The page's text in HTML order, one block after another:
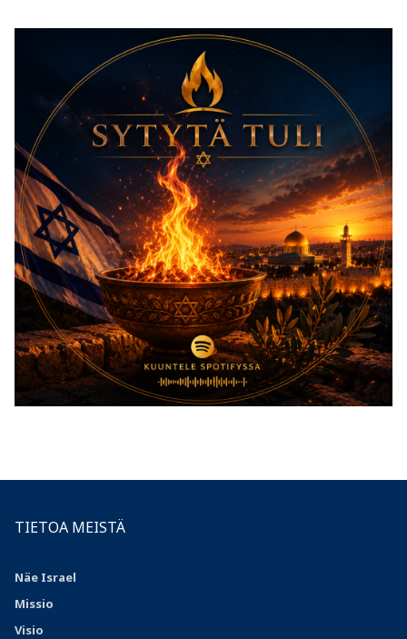
TIETOA MEISTÄ
Näe Israel
Missio
Visio